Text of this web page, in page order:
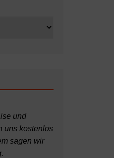
und
uns kostenlos
sagen wir